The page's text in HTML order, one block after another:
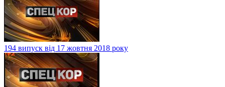
194 випуск від 17 жовтня 2018 року